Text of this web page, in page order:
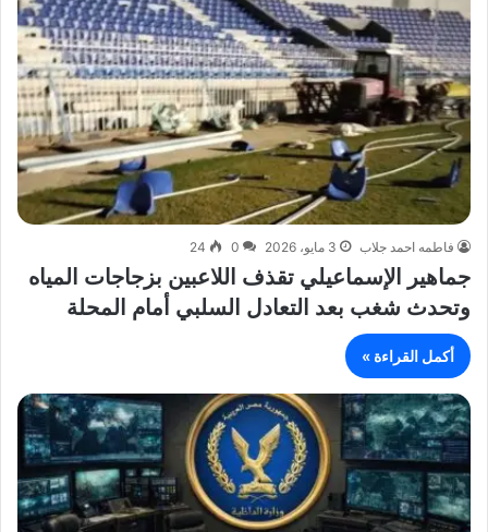
فاطمه احمد جلاب 3 مايو، 2026 0
24
جماهير الإسماعيلي تقذف اللاعبين بزجاجات المياه
وتحدث شغب بعد التعادل السلبي أمام المحلة
أكمل القراءة »